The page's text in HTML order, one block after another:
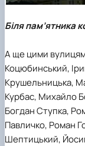
Біля пам’ятника
А ще цими
Коцюбинський,
Крушельницька,
Курбас, Михайло
Богдан Ступка,
Павличко, Роман
Шептицький,